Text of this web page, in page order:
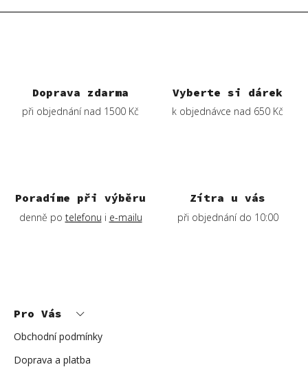
Doprava zdarma
při objednání nad 1500 Kč
Vyberte si dárek
k objednávce nad 650 Kč
Poradíme při výběru
denně po telefonu i e-mailu
Zítra u vás
při objednání do 10:00
Pro Vás
Obchodní podmínky
Doprava a platba